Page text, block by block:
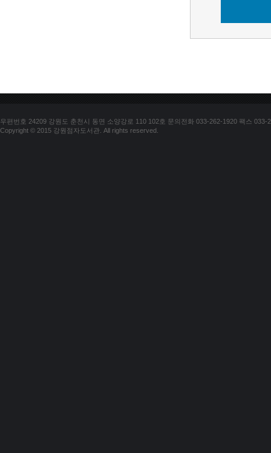
우편번호 24209 강원도 춘천시 동면 소양강로 110 102호 문의전화 033-262-1920 팩스 033-
Copyright © 2015 강원점자도서관. All rights reserved.